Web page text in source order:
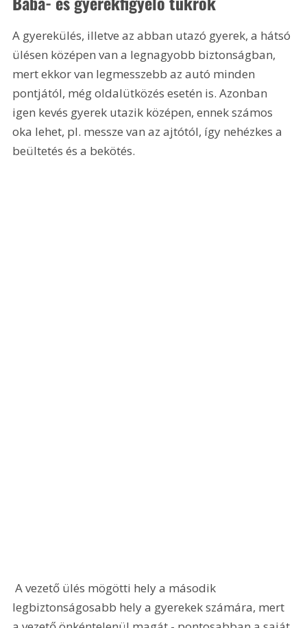
A gyerekülés, illetve az abban utazó gyerek, a hátsó
ülésen középen van a legnagyobb biztonságban,
mert ekkor van legmesszebb az autó minden
pontjától, még oldalütközés esetén is. Azonban
igen kevés gyerek utazik középen, ennek számos
oka lehet, pl. messze van az ajtótól, így nehézkes a
beültetés és a bekötés.
A vezető ülés mögötti hely a második
legbiztonságosabb hely a gyerekek számára, mert